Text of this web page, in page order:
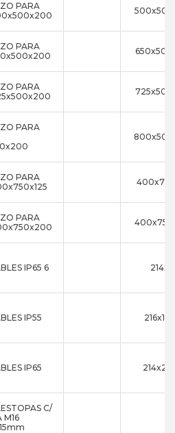
PARA
PARA
PARA
PARA
PARA
PARA
IP65 6
IP55
IP65
C/
M16